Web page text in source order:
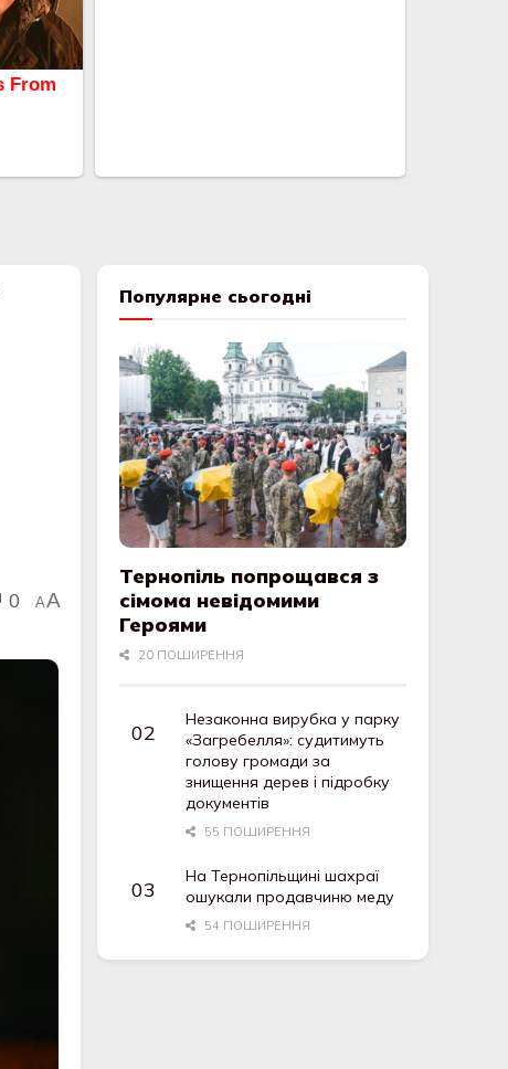
0 AA
Популярне сьогодні
Тернопіль попрощався з
сімома невідомими
Героями
20 ПОШИРЕННЯ
Незаконна вирубка у парку
«Загребелля»: судитимуть
голову громади за
знищення дерев і підробку
документів
55 ПОШИРЕННЯ
На Тернопільщині шахраї
ошукали продавчиню меду
54 ПОШИРЕННЯ